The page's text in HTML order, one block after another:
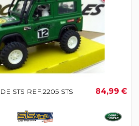
STS REF.2205 STS
84,99 €